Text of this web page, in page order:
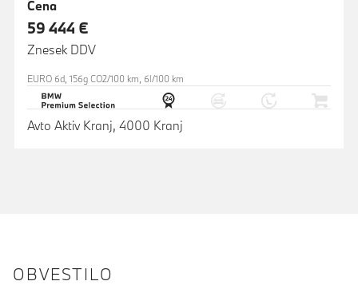
Cena
59 444 €
Znesek DDV
EURO 6d, 156g CO2/100 km, 6l/100 km
Avto Aktiv Kranj, 4000 Kranj
OBVESTILO